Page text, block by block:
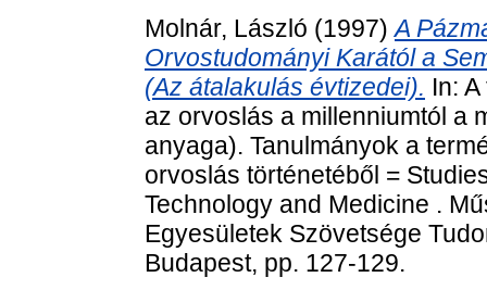
Molnár, László (1997)A
Orvostudományi Karától a
(Az átalakulás évtizedei). In:
az orvoslás a millenniumtól a
anyaga). Tanulmányok a
orvoslás történetéből =
Technology and Medicine .
Egyesületek Szövetsége
Budapest, pp. 127-129.